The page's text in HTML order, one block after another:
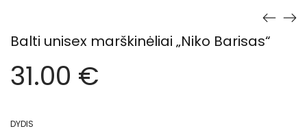
Balti unisex marškinėliai „Niko Barisas“
31.00 €
DYDIS